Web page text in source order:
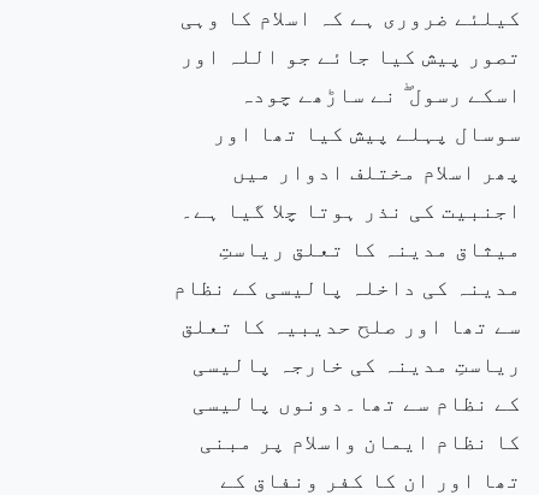
کیلئے ضروری ہے کہ اسلام کا وہی
تصور پیش کیا جائے جو اللہ اور
اسکے رسول ۖ نے ساڑھے چودہ
سوسال پہلے پیش کیا تھا اور
پھر اسلام مختلف ادوار میں
اجنبیت کی نذر ہوتا چلا گیا ہے۔
میثاق مدینہ کا تعلق ریاستِ
مدینہ کی داخلہ پالیسی کے نظام
سے تھا اور صلح حدیبیہ کا تعلق
ریاستِ مدینہ کی خارجہ پالیسی
کے نظام سے تھا۔دونوں پالیسی
کا نظام ایمان واسلام پر مبنی
تھا اور ان کا کفر ونفاق کے